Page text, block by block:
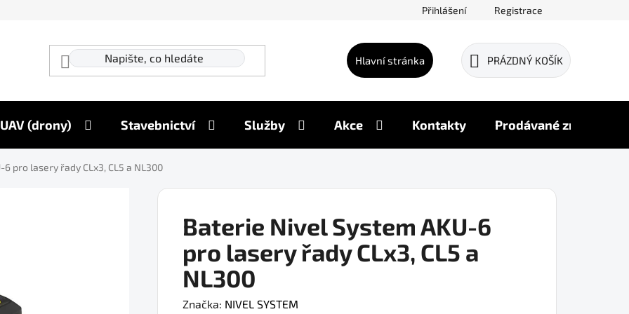
Přihlášení Registrace
Hlavní stránka
NÁKUPNÍ
PRÁZDNÝ KOŠÍK
UAV (drony) Stavebnictví Služby Akce Kontakty Prodávané značky
pro lasery řady CLx3, CL5 a NL300
Baterie Nivel System AKU-6
pro lasery řady CLx3, CL5 a
NL300
Značka: NIVEL SYSTEM